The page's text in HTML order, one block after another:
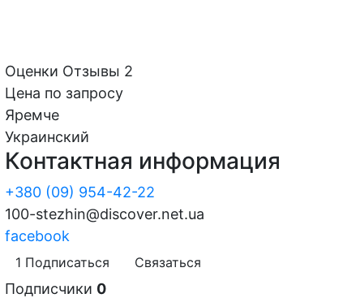
Оценки Отзывы 2
Цена по запросу
Яремче
Украинский
Контактная информация
+380 (09) 954-42-22
100-stezhin@discover.net.ua
facebook
1 Подписаться Связаться
Подписчики 0